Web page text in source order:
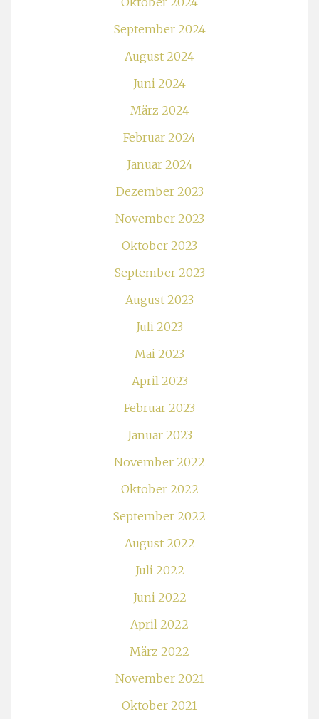
September 2024
August 2024
Juni 2024
März 2024
Februar 2024
Januar 2024
Dezember 2023
November 2023
Oktober 2023
September 2023
August 2023
Juli 2023
Mai 2023
April 2023
Februar 2023
Januar 2023
November 2022
Oktober 2022
September 2022
August 2022
Juli 2022
Juni 2022
April 2022
März 2022
November 2021
Oktober 2021